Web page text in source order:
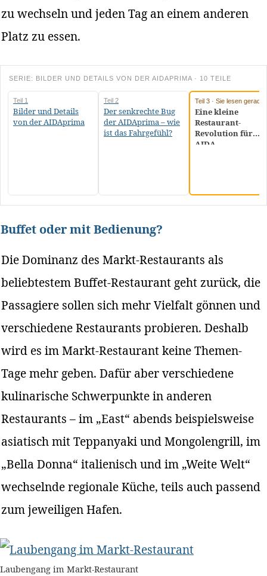
zu wechseln und jeden Tag an einem anderen
Platz zu essen.
SERIE: BILDER UND DETAILS VON DER AIDAPRIMA · 10 TEILE
Teil 1
Bilder und Details
von der AIDAprima
Teil 2
Der senkrechte Bug
der AIDAprima – wie
ist das Fahrgefühl?
Teil 3 · Sie lesen gerade
Eine kleine
Restaurant-
Revolution für
AIDA
Buffet oder mit Bedienung?
Die Dominanz des Markt-Restaurants als
beliebtestem Buffet-Restaurant geht zurück, die
Passagiere sollen sich mehr Vielfalt gönnen und
verschiedene Restaurants probieren. Deshalb
wird es im Markt-Restaurant keine Themen-
Tage mehr geben. Dafür aber verschiedene
kulinarische Schwerpunkte in anderen
Restaurants – im „East“ abends beispielsweise
asiatisch mit Teppanyaki und Mongolengrill, im
„Bella Donna“ italienisch und im „Weite Welt“
wechselnde regionale Küche, teils auch passend
zum jeweiligen Hafen.
Laubengang im Markt-Restaurant